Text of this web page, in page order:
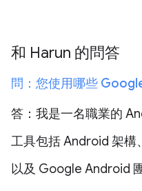
和 Harun 的問答
問：您使用哪些
答：我是一名職業的
工具包括 Android 架構
以及 Google Android